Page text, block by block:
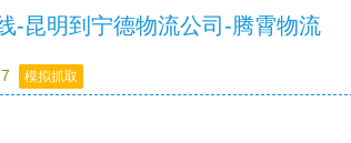
-昆明到宁德物流公司-腾霄物流
模拟抓取